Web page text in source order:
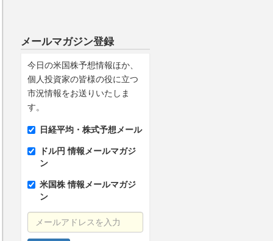
メールマガジン登録
今日の米国株予想情報ほか、
個人投資家の皆様の役に立つ
市況情報をお送りいたしま
す。
日経平均・株式予想メール
ドル円 情報メールマガジ
ン
米国株 情報メールマガジ
ン
メールアドレスを入力